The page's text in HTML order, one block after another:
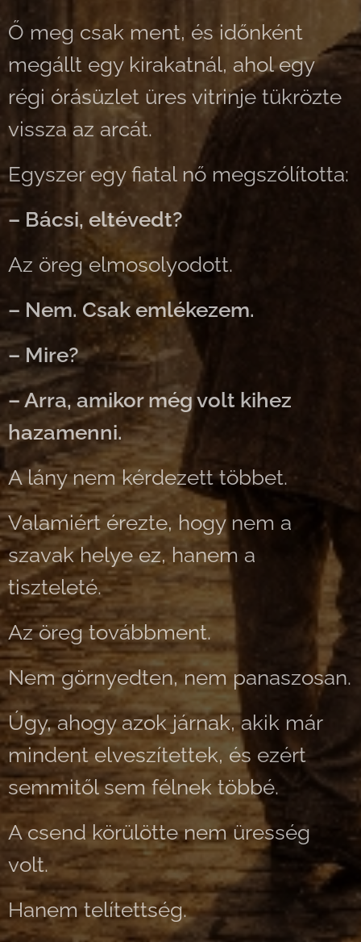
Ő meg csak ment, és időnként
megállt egy kirakatnál, ahol egy
régi órásüzlet üres vitrinje tükrözte
vissza az arcát.
Egyszer egy fiatal nő megszólította:
– Bácsi, eltévedt?
Az öreg elmosolyodott.
– Nem. Csak emlékezem.
– Mire?
– Arra, amikor még volt kihez
hazamenni.
A lány nem kérdezett többet.
Valamiért érezte, hogy nem a
szavak helye ez, hanem a
tiszteleté.
Az öreg továbbment.
Nem görnyedten, nem panaszosan.
Úgy, ahogy azok járnak, akik már
mindent elveszítettek, és ezért
semmitől sem félnek többé.
A csend körülötte nem üresség
volt.
Hanem telítettség.